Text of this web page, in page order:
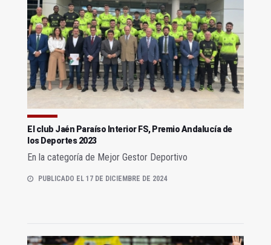
El club Jaén Paraíso Interior FS, Premio Andalucía de
los Deportes 2023
En la categoría de Mejor Gestor Deportivo
PUBLICADO EL 17 DE DICIEMBRE DE 2024